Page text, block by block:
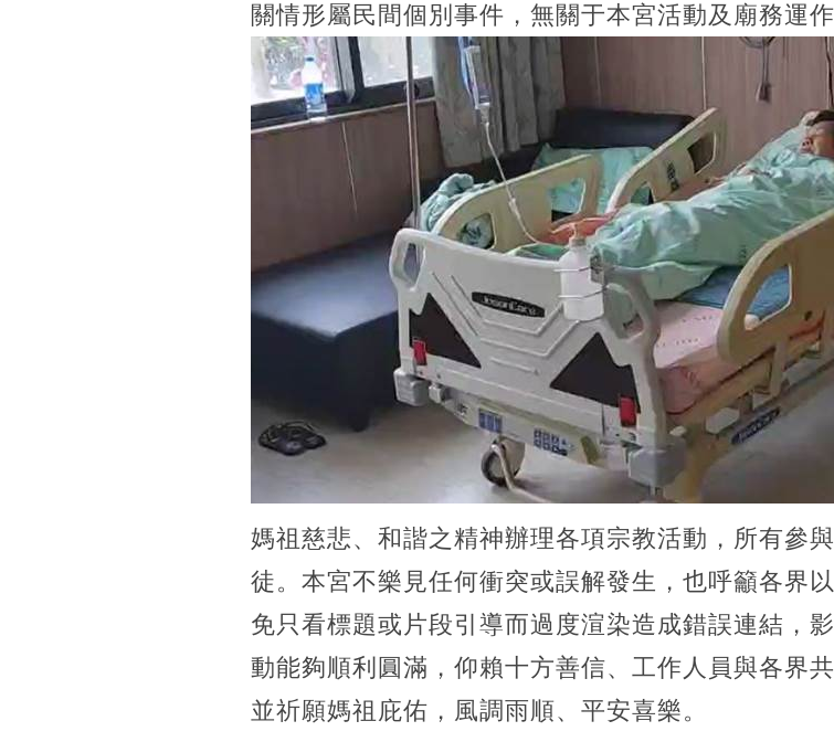
關情形屬民間個別事件，無關于本宮活動及廟務運作
媽祖慈悲、和諧之精神辦理各項宗教活動，所有參
徒。本宮不樂見任何衝突或誤解發生，也呼籲各界
免只看標題或片段引導而過度渲染造成錯誤連結，
動能夠順利圓滿，仰賴十方善信、工作人員與各界
並祈願媽祖庇佑，風調雨順、平安喜樂。